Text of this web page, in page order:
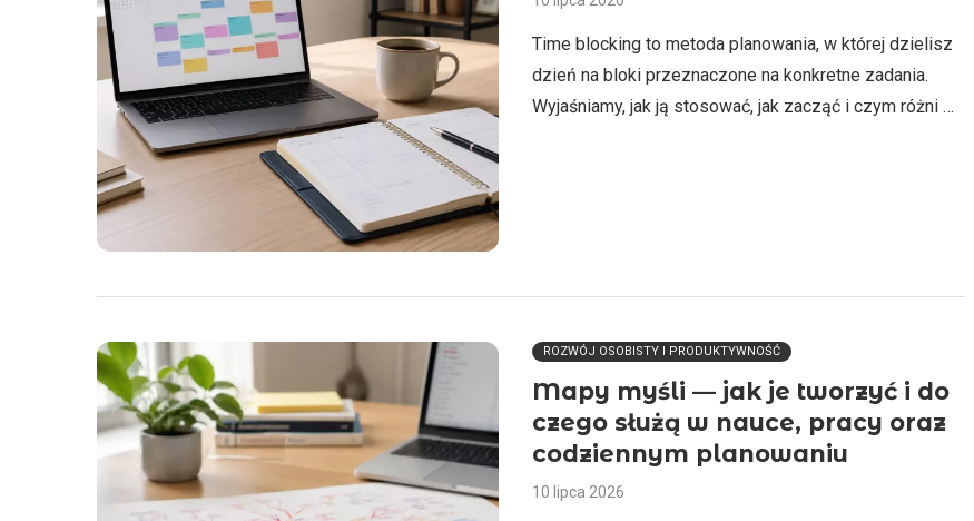
Time blocking to metoda planowania, w której dzielisz
dzień na bloki przeznaczone na konkretne zadania.
Wyjaśniamy, jak ją stosować, jak zacząć i czym różni …
ROZWÓJ OSOBISTY I PRODUKTYWNOŚĆ
Mapy myśli — jak je tworzyć i do
czego służą w nauce, pracy oraz
codziennym planowaniu
10 lipca 2026